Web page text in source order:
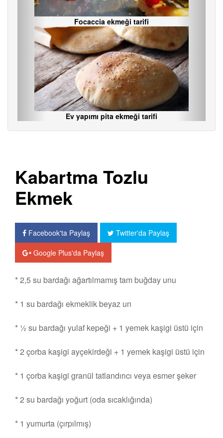
Focaccia ekmeği tarifi
Ev yapımı pita ekmeği tarifi
Kabartma Tozlu
Ekmek
Facebook'ta Paylaş
Twitter'da Paylaş
Google Plus'da Paylaş
Malzemeler:
* 2,5 su bardağı ağartılmamış tam buğday unu
* 1 su bardağı ekmeklik beyaz un
* ½ su bardağı yulaf kepeği + 1 yemek kaşigi üstü için
* 2 çorba kaşigi ayçekirdeği + 1 yemek kaşigi üstü için
* 1 çorba kaşigi granül tatlandırıcı veya esmer şeker
* 2 su bardağı yoğurt (oda sıcaklığında)
* 1 yumurta (çırpılmış)